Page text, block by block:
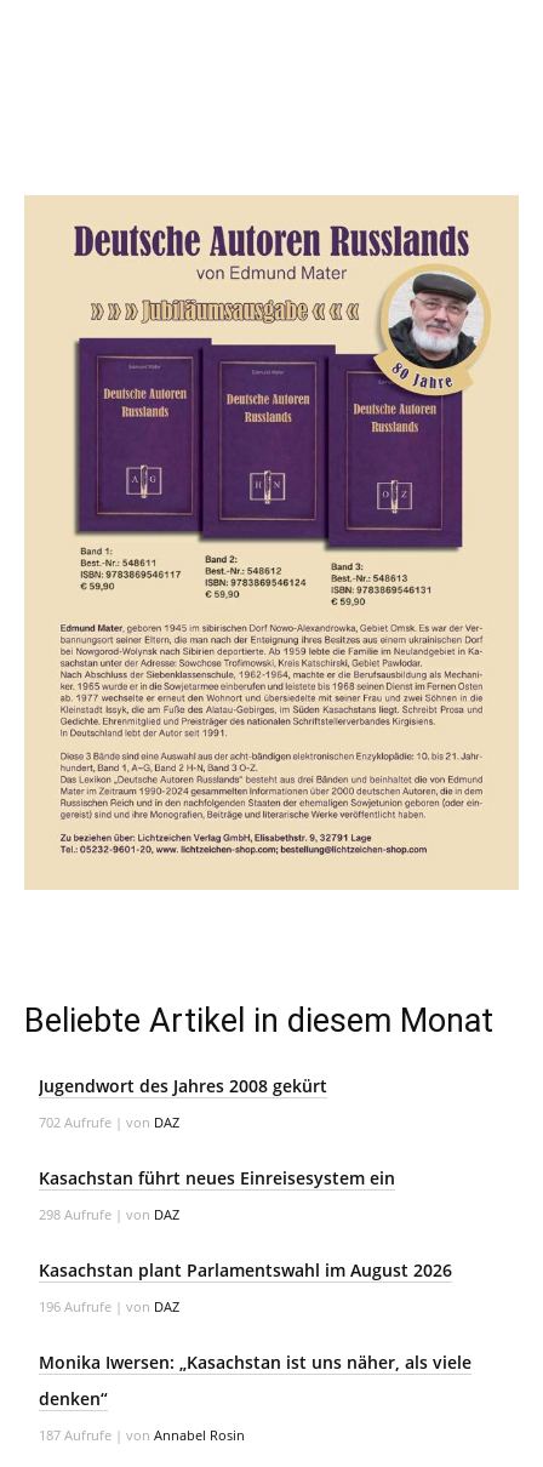
Beliebte Artikel in diesem Monat
Jugendwort des Jahres 2008 gekürt
702 Aufrufe | von DAZ
Kasachstan führt neues Einreisesystem ein
298 Aufrufe | von DAZ
Kasachstan plant Parlamentswahl im August 2026
196 Aufrufe | von DAZ
Monika Iwersen: „Kasachstan ist uns näher, als viele
denken“
187 Aufrufe | von Annabel Rosin